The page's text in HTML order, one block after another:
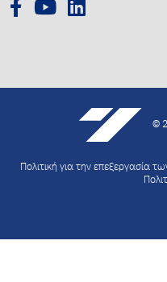
©
Πολιτική για την επεξεργασία